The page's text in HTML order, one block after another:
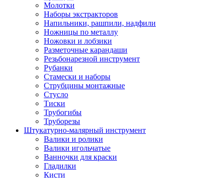
Молотки
Наборы экстракторов
Напильники, рашпили, надфили
Ножницы по металлу
Ножовки и лобзики
Разметочные карандаши
Резьбонарезной инструмент
Рубанки
Стамески и наборы
Струбцины монтажные
Стусло
Тиски
Трубогибы
Труборезы
Штукатурно-малярный инструмент
Валики и ролики
Валики игольчатые
Ванночки для краски
Гладилки
Кисти